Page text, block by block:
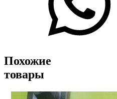
Похожие
товары